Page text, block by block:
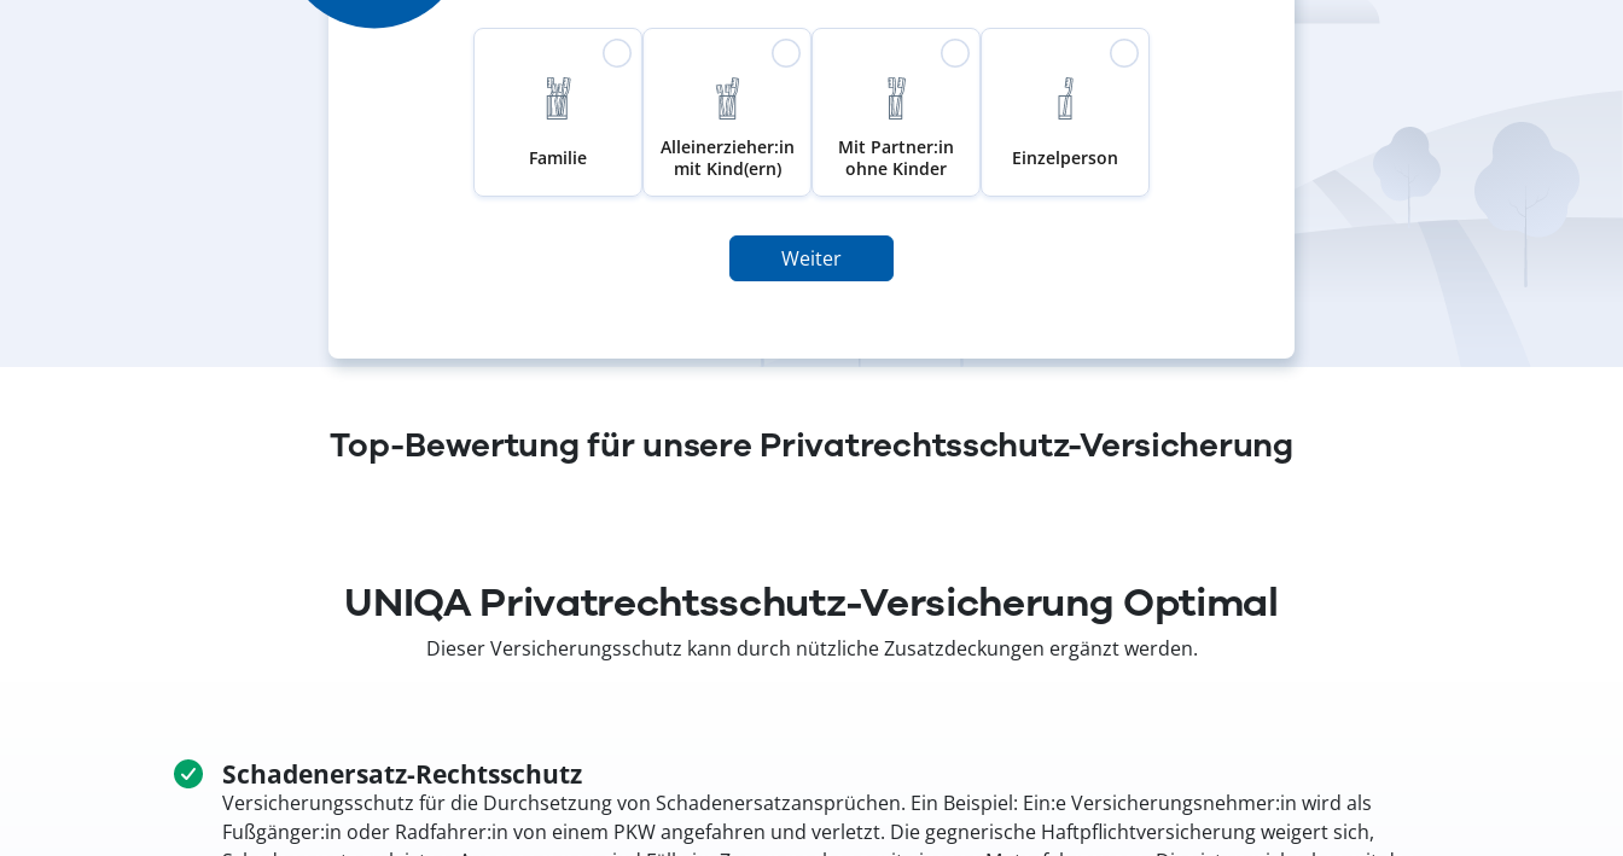
Familie
Alleinerzieher:in
mit Kind(ern)
Mit Partner:in
ohne Kinder
Einzelperson
Weiter
Top-Bewertung für unsere Privatrechtsschutz-Versicherung
UNIQA Privatrechtsschutz-Versicherung Optimal
Dieser Versicherungsschutz kann durch nützliche Zusatzdeckungen ergänzt werden.
Schadenersatz-Rechtsschutz
Versicherungsschutz für die Durchsetzung von Schadenersatzansprüchen. Ein Beispiel: ­Ein:e Versicherungsnehmer:in wird als
Fußgänger:in oder Radfahrer:in von einem PKW angefahren und verletzt. Die gegnerische Haftpflichtversicherung weigert sich,